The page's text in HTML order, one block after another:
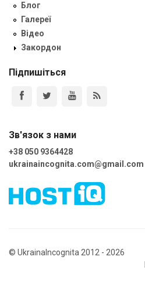
Блог
Галереї
Відео
Закордон
Підпишіться
Зв'язок з нами
+38 050 9364428
ukrainaincognita.com@gmail.com
© UkrainaIncognita 2012 - 2026